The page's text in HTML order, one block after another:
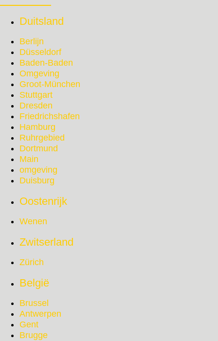
Duitsland
Berlijn
Düsseldorf
Baden-Baden
Omgeving
Groot-München
Stuttgart
Dresden
Friedrichshafen
Hamburg
Ruhrgebied
Dortmund
Main
omgeving
Duisburg
Oostenrijk
Wenen
Zwitserland
Zürich
België
Brussel
Antwerpen
Gent
Brugge